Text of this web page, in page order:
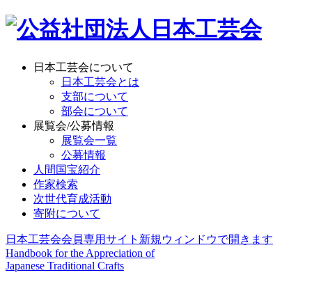
日本工芸会について
日本工芸会とは
支部について
部会について
展覧会/公募情報
展覧会一覧
公募情報
人間国宝紹介
作家検索
次世代育成活動
寄附について
日本工芸会会員専用サイト 新規ウィンドウで開きます
Handbook for the Appreciation of
Japanese Traditional Crafts